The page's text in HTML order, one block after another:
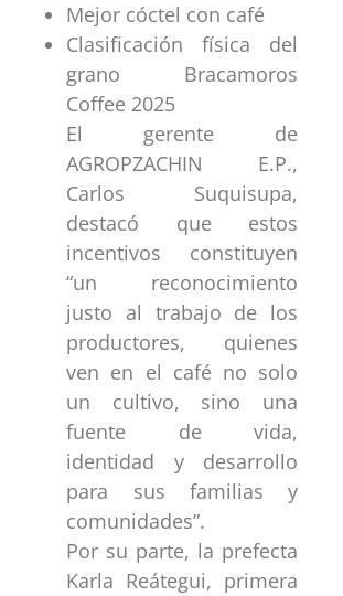
Mejor cóctel con café
Clasificación física del
grano Bracamoros
Coffee 2025
El gerente de
AGROPZACHIN E.P.,
Carlos Suquisupa,
destacó que estos
incentivos constituyen
“un reconocimiento
justo al trabajo de los
productores, quienes
ven en el café no solo
un cultivo, sino una
fuente de vida,
identidad y desarrollo
para sus familias y
comunidades”.
Por su parte, la prefecta
Karla Reátegui, primera